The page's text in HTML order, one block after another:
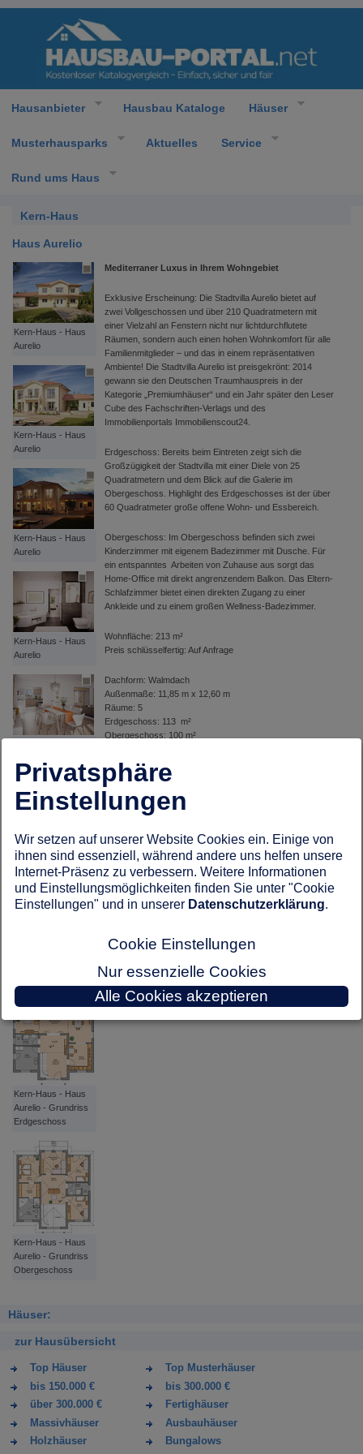
Hausanbieter Hausbau Kataloge Häuser
Musterhausparks Aktuelles Service
Rund ums Haus
Kern-Haus
Haus Aurelio
Kern-Haus - Haus
Aurelio
Kern-Haus - Haus
Aurelio
Kern-Haus - Haus
Aurelio
Kern-Haus - Haus
Aurelio
Kern-Haus - Haus
Aurelio
Kern-Haus - Haus
Aurelio - Grundriss
Erdgeschoss
Kern-Haus - Haus
Aurelio - Grundriss
Obergeschoss
Mediterraner Luxus in Ihrem Wohngebiet
Exklusive Erscheinung: Die Stadtvilla Aurelio bietet auf
zwei Vollgeschossen und über 210 Quadratmetern mit
einer Vielzahl an Fenstern nicht nur lichtdurchflutete
Räumen, sondern auch einen hohen Wohnkomfort für alle
Familienmitglieder – und das in einem repräsentativen
Ambiente! Die Stadtvilla Aurelio ist preisgekrönt: 2014
gewann sie den Deutschen Traumhauspreis in der
Kategorie „Premiumhäuser“ und ein Jahr später den Leser
Cube des Fachschriften-Verlags und des
Immobilienportals Immobilienscout24.
Erdgeschoss: Bereits beim Eintreten zeigt sich die
Großzügigkeit der Stadtvilla mit einer Diele von 25
Quadratmetern und dem Blick auf die Galerie im
Obergeschoss. Highlight des Erdgeschosses ist der über
60 Quadratmeter große offene Wohn- und Essbereich.
Obergeschoss: Im Obergeschoss befinden sich zwei
Kinderzimmer mit eigenem Badezimmer mit Dusche. Für
ein entspanntes Arbeiten von Zuhause aus sorgt das
Home-Office mit direkt angrenzendem Balkon. Das Eltern-
Schlafzimmer bietet einen direkten Zugang zu einer
Ankleide und zu einem großen Wellness-Badezimmer.
Wohnfläche: 213 m²
Preis schlüsselfertig: Auf Anfrage
Dachform: Walmdach
Außenmaße: 11,85 m x 12,60 m
Räume: 5
Erdgeschoss: 113 m²
Obergeschoss: 100 m²
Effizienzhausklassen möglich
Hausdaten: Architektenhaus, Energiesparhaus,
Massivhaus
Weitere Ausstattung: Rollläden, Fußbodenheizung,
Wärmerückgewinnung, 5-Phasen-TÜV-Prüfung, Balkon, 3-
Scheiben-Wärmeschutzverglasung, auf Wunsch Keller
Sichern Sie sich gleich hier den Hausbau Katalog
zurück zu: Häuser über 300.000 €
Häuser:
zur Hausübersicht
Top Häuser
Top Musterhäuser
bis 150.000 €
bis 300.000 €
über 300.000 €
Fertighäuser
Massivhäuser
Ausbauhäuser
Holzhäuser
Bungalows
Privatsphäre
Einstellungen
Wir setzen auf unserer Website Cookies ein. Einige von
ihnen sind essenziell, während andere uns helfen unsere
Internet-Präsenz zu verbessern. Weitere Informationen
und Einstellungsmöglichkeiten finden Sie unter "Cookie
Einstellungen" und in unserer Datenschutzerklärung.
Cookie Einstellungen
Nur essenzielle Cookies
Alle Cookies akzeptieren